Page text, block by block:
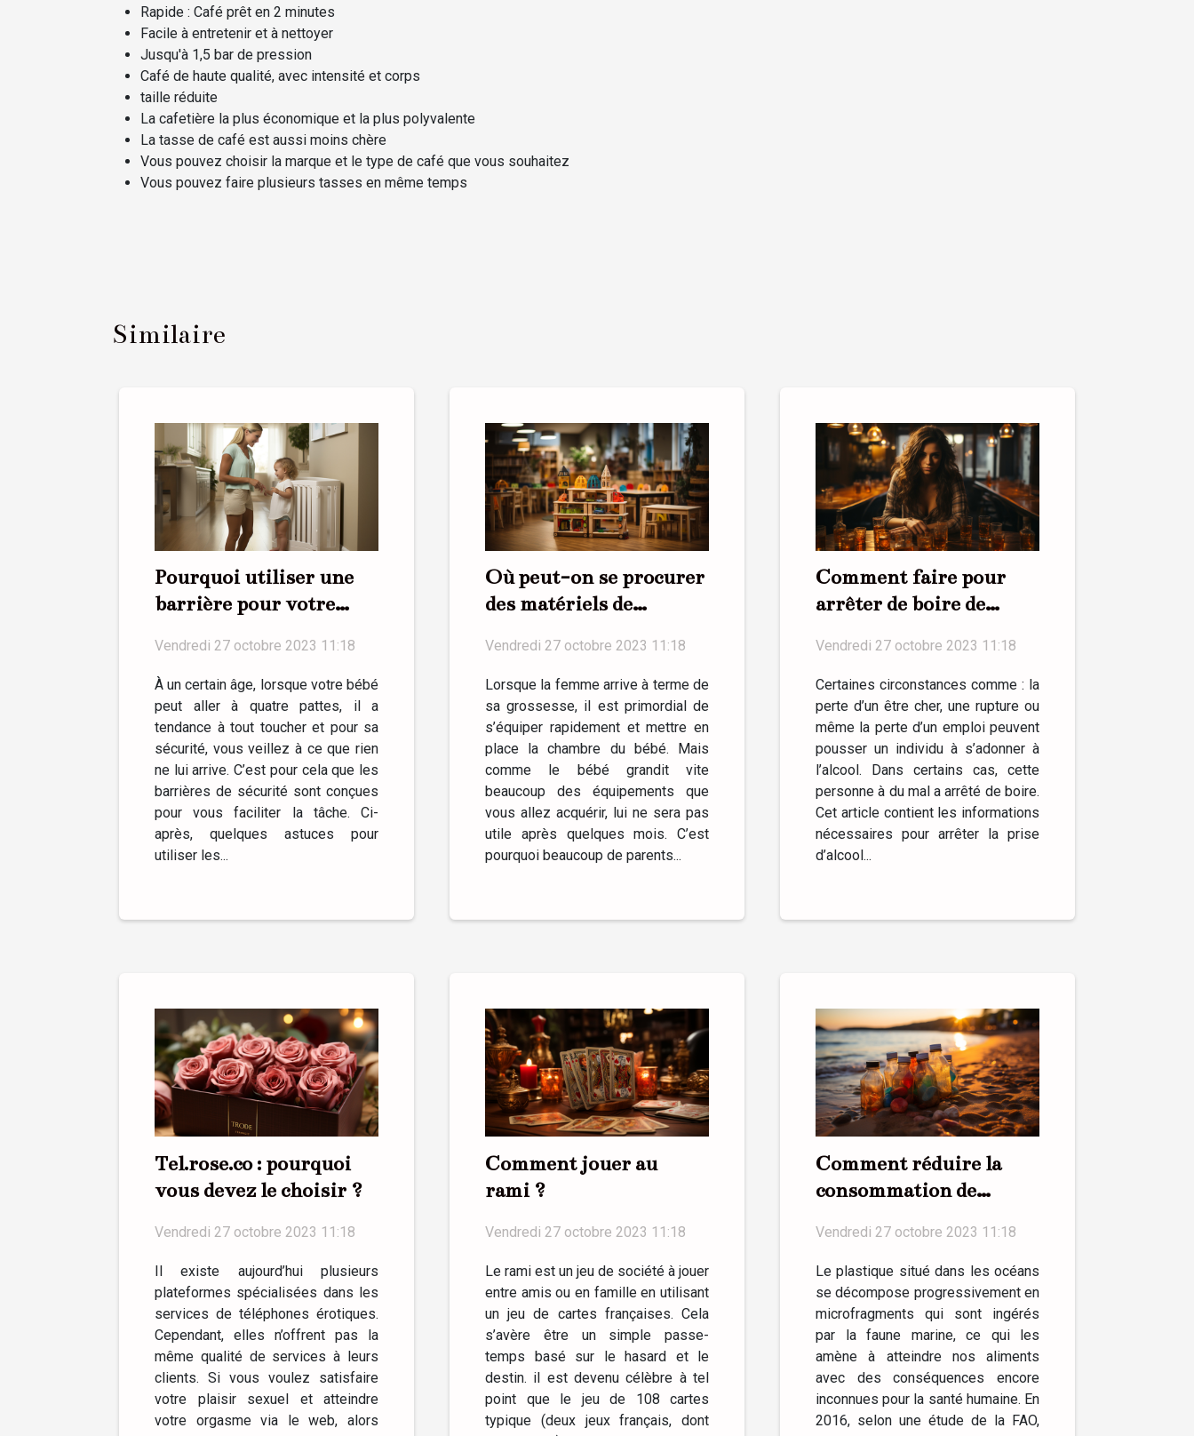
Rapide : Café prêt en 2 minutes
Facile à entretenir et à nettoyer
Jusqu'à 1,5 bar de pression
Café de haute qualité, avec intensité et corps
taille réduite
La cafetière la plus économique et la plus polyvalente
La tasse de café est aussi moins chère
Vous pouvez choisir la marque et le type de café que vous souhaitez
Vous pouvez faire plusieurs tasses en même temps
Similaire
Pourquoi utiliser une
barrière pour votre
Vendredi 27 octobre 2023 11:18
À un certain âge, lorsque votre bébé
peut aller à quatre pattes, il a
tendance à tout toucher et pour sa
sécurité, vous veillez à ce que rien
ne lui arrive. C’est pour cela que les
barrières de sécurité sont conçues
pour vous faciliter la tâche. Ci-
après, quelques astuces pour
utiliser les...
Où peut-on se procurer
des matériels de
Vendredi 27 octobre 2023 11:18
Lorsque la femme arrive à terme de
sa grossesse, il est primordial de
s’équiper rapidement et mettre en
place la chambre du bébé. Mais
comme le bébé grandit vite
beaucoup des équipements que
vous allez acquérir, lui ne sera pas
utile après quelques mois. C’est
pourquoi beaucoup de parents...
Comment faire pour
arrêter de boire de
Vendredi 27 octobre 2023 11:18
Certaines circonstances comme : la
perte d’un être cher, une rupture ou
même la perte d’un emploi peuvent
pousser un individu à s’adonner à
l’alcool. Dans certains cas, cette
personne à du mal a arrêté de boire.
Cet article contient les informations
nécessaires pour arrêter la prise
d’alcool...
Tel.rose.co : pourquoi
vous devez le choisir ?
Vendredi 27 octobre 2023 11:18
Il existe aujourd’hui plusieurs
plateformes spécialisées dans les
services de téléphones érotiques.
Cependant, elles n’offrent pas la
même qualité de services à leurs
clients. Si vous voulez satisfaire
votre plaisir sexuel et atteindre
votre orgasme via le web, alors
Comment jouer au
rami ?
Vendredi 27 octobre 2023 11:18
Le rami est un jeu de société à jouer
entre amis ou en famille en utilisant
un jeu de cartes françaises. Cela
s’avère être un simple passe-
temps basé sur le hasard et le
destin. il est devenu célèbre à tel
point que le jeu de 108 cartes
typique (deux jeux français, dont
Comment réduire la
consommation de
Vendredi 27 octobre 2023 11:18
Le plastique situé dans les océans
se décompose progressivement en
microfragments qui sont ingérés
par la faune marine, ce qui les
amène à atteindre nos aliments
avec des conséquences encore
inconnues pour la santé humaine. En
2016, selon une étude de la FAO,